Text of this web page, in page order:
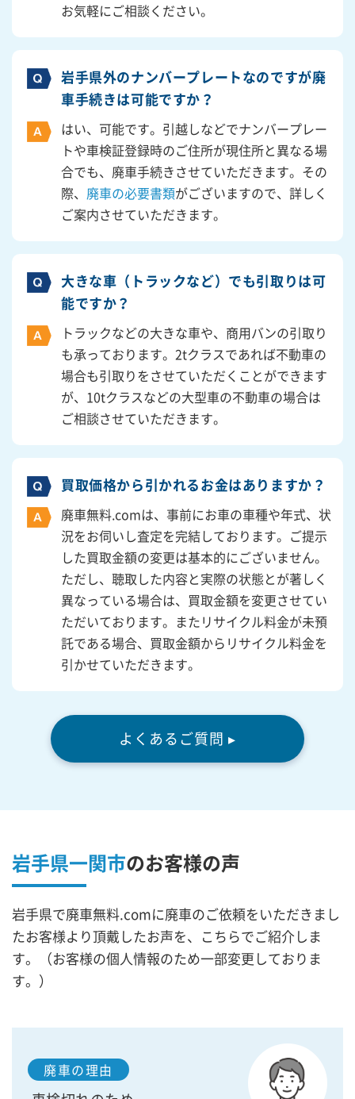
お気軽にご相談ください。
岩手県外のナンバープレートなのですが廃
車手続きは可能ですか？
はい、可能です。引越しなどでナンバープレー
トや車検証登録時のご住所が現住所と異なる場
合でも、廃車手続きさせていただきます。その
際、 廃車の必要書類がございますので、詳しく
ご案内させていただきます。
大きな車（トラックなど）でも引取りは可
能ですか？
トラックなどの大きな車や、商用バンの引取り
も承っております。2tクラスであれば不動車の
場合も引取りをさせていただくことができます
が、10tクラスなどの大型車の不動車の場合は
ご相談させていただきます。
買取価格から引かれるお金はありますか？
廃車無料.comは、事前にお車の車種や年式、状
況をお伺いし査定を完結しております。ご提示
した買取金額の変更は基本的にございません。
ただし、聴取した内容と実際の状態とが著しく
異なっている場合は、買取金額を変更させてい
ただいております。またリサイクル料金が未預
託である場合、買取金額からリサイクル料金を
引かせていただきます。
よくあるご質問 ▸
岩手県一関市のお客様の声
岩手県で廃車無料.comに廃車のご依頼をいただきまし
たお客様より頂戴したお声を、こちらでご紹介しま
す。（お客様の個人情報のため一部変更しておりま
す。）
廃車の理由